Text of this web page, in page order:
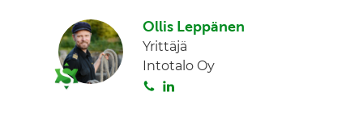
n
i
t
a
n
k
e
Ollis Leppänen
Yrittäjä
Intotalo Oy
S